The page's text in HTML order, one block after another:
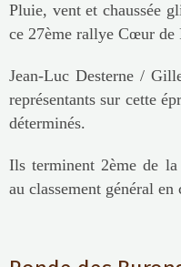
Pluie, vent et chaussée
ce 27ème rallye Cœur de
Jean-Luc Desterne /
représentants sur cette
déterminés.
Ils terminent 2ème de
au classement général